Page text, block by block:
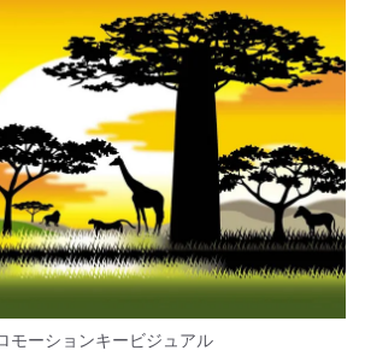
モーションキービジュアル